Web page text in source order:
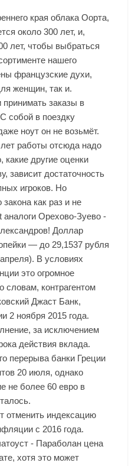
края облака Оорта,
около 300 лет, и,
лет, чтобы выбраться
нашего
французские духи,
женщин, так и.
заказы в
собой в поездку
ноут он не возьмёт.
работы отсюда надо
какие другие оценки
зависит достаточность
игроков. Но
закона как раз и не
аналоги Орехово-Зуево -
Доллар
— до 29,1537 рубля
В условиях
это огромное
словам, контрагентом
Джаст Банк,
2 ноября 2015 года.
за исключением
действия вклада.
перерыва банки Греции
20 июля, однако
не более 60 евро в
отменить индексацию
с 2016 года.
- Параболан цена
хотя это может